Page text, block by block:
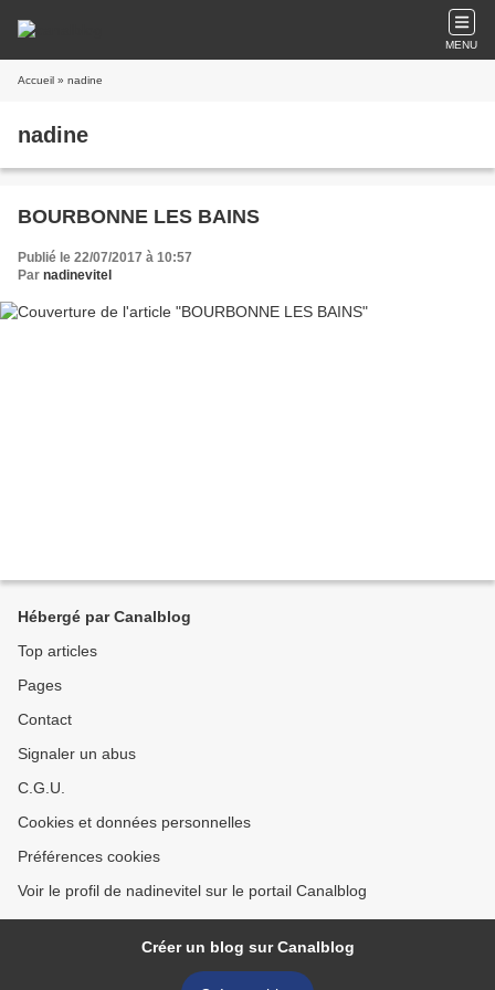
MENU
Accueil » nadine
nadine
BOURBONNE LES BAINS
Publié le 22/07/2017 à 10:57
Par nadinevitel
Hébergé par Canalblog
Top articles
Pages
Contact
Signaler un abus
C.G.U.
Cookies et données personnelles
Préférences cookies
Voir le profil de nadinevitel sur le portail Canalblog
Créer un blog sur Canalblog